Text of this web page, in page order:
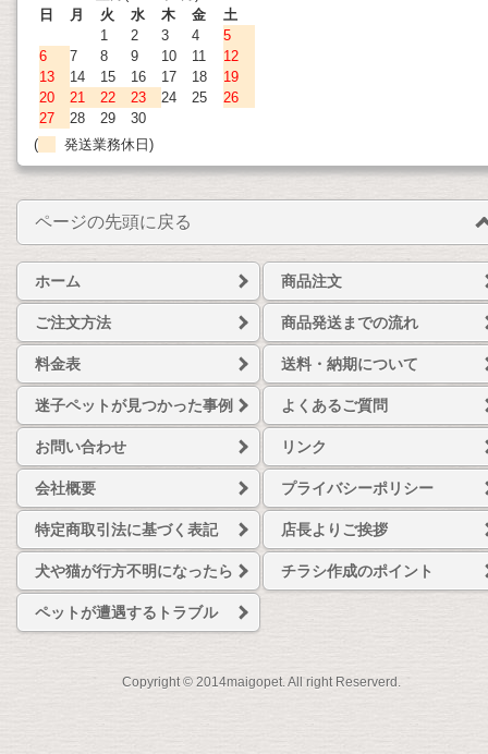
日
月 火 水 木 金
土
1
2 3 4
5
6
7 8 9 10 11
12
13
14 15 16 17 18
19
20
21 22 23 24 25
26
27
28 29
30
(
発送業務休日)
ページの先頭に戻る
ホーム 商品注文
ご注文方法 商品発送までの流れ
料金表 送料・納期について
迷子ペットが見つかった事例 よくあるご質問
お問い合わせ リンク
会社概要 プライバシーポリシー
特定商取引法に基づく表記 店長よりご挨拶
犬や猫が行方不明になったら チラシ作成のポイント
ペットが遭遇するトラブル
Copyright © 2014maigopet. All right Reserverd.